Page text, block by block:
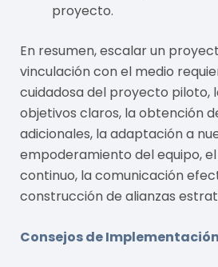
proyecto.
En resumen, escalar un
vinculación con el medio
cuidadosa del proyecto piloto,
objetivos claros, la obtención
adicionales, la adaptación a
empoderamiento del equipo,
continuo, la comunicación
construcción de alianzas
Consejos de Implementación